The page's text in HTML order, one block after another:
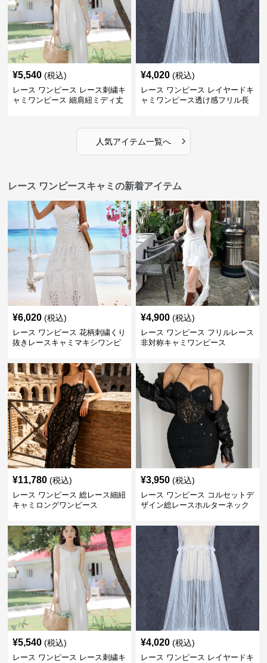
¥5,540 (税込)
レース ワンピース レース刺繍キ
ャミワンピース 細肩紐ミディ丈
¥4,020 (税込)
レース ワンピース レイヤードキ
ャミワンピース透け感フリル長
人気アイテム一覧へ ›
レース ワンピースキャミの新着アイテム
¥6,020 (税込)
レース ワンピース 花柄刺繍くり
抜きレースキャミマキシワンピ
¥4,900 (税込)
レース ワンピース フリルレース
非対称キャミワンピース
¥11,780 (税込)
レース ワンピース 総レース細紐
キャミロングワンピース
¥3,950 (税込)
レース ワンピース コルセットデ
ザイン総レースホルターネック
¥5,540 (税込)
レース ワンピース レース刺繍キ
¥4,020 (税込)
レース ワンピース レイヤードキ